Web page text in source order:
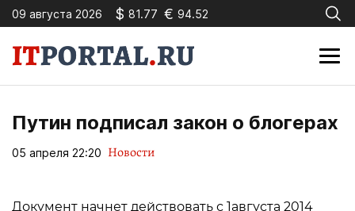
09 августа 2026 $ 81.77 € 94.52
Путин подписал закон о блогерах
05 апреля 22:20 Новости
Документ начнет действовать с 1августа 2014